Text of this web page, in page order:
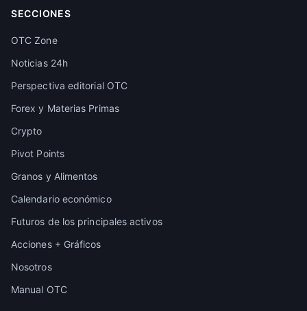
SECCIONES
OTC Zone
Noticias 24h
Perspectiva editorial OTC
Forex y Materias Primas
Crypto
Pivot Points
Granos y Alimentos
Calendario económico
Futuros de los principales activos
Acciones + Gráficos
Nosotros
Manual OTC